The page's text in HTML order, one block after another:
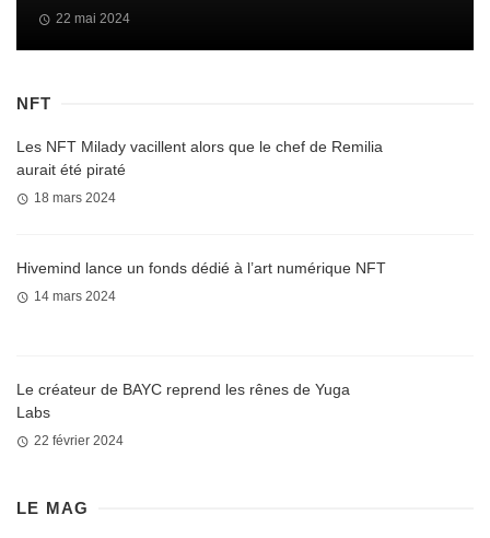
22 mai 2024
NFT
Les NFT Milady vacillent alors que le chef de Remilia
aurait été piraté
18 mars 2024
Hivemind lance un fonds dédié à l’art numérique NFT
14 mars 2024
Le créateur de BAYC reprend les rênes de Yuga
Labs
22 février 2024
LE MAG